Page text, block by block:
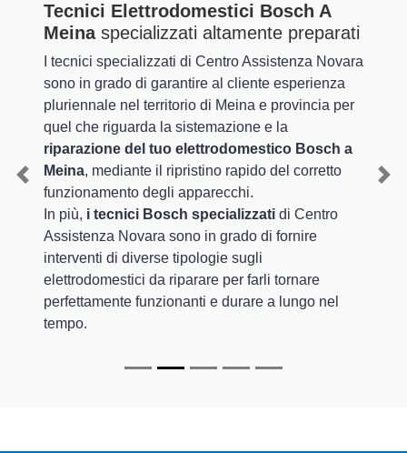
Tecnici Elettrodomestici Bosch A
Meinaspecializzati altamente preparati
I tecnici specializzati di Centro Assistenza Novara
sono in grado di garantire al cliente esperienza
pluriennale nel territorio di Meina e provincia per
quel che riguarda la sistemazione e la
riparazione del tuo elettrodomestico Bosch a
Meina, mediante il ripristino rapido del corretto
funzionamento degli apparecchi.
In più, i tecnici Bosch specializzati di Centro
Assistenza Novara sono in grado di fornire
interventi di diverse tipologie sugli
elettrodomestici da riparare per farli tornare
perfettamente funzionanti e durare a lungo nel
tempo.
Previous